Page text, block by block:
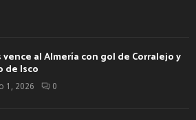
vence al Almería con gol de Corralejo y
de Isco
1, 2026 0